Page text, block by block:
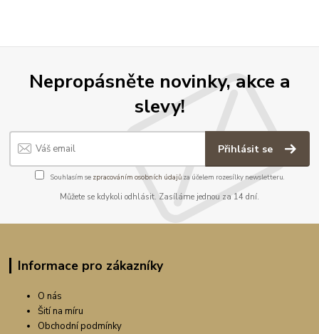
Nepropásněte novinky, akce a
slevy!
Přihlásit se
Souhlasím se zpracováním osobních údajůza účelem rozesílky newsletteru.
Můžete se kdykoli odhlásit. Zasíláme jednou za 14 dní.
Informace pro zákazníky
O nás
Šití na míru
Obchodní podmínky